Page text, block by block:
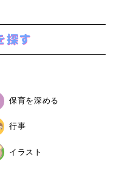
保育を深める
行事
イラスト